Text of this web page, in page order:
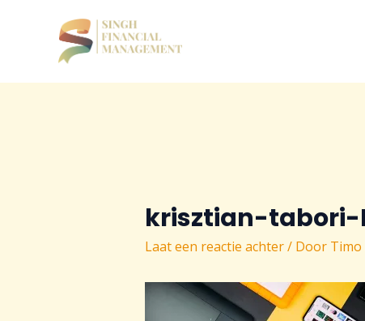
krisztian-tabori-
Laat een reactie achter/ Door